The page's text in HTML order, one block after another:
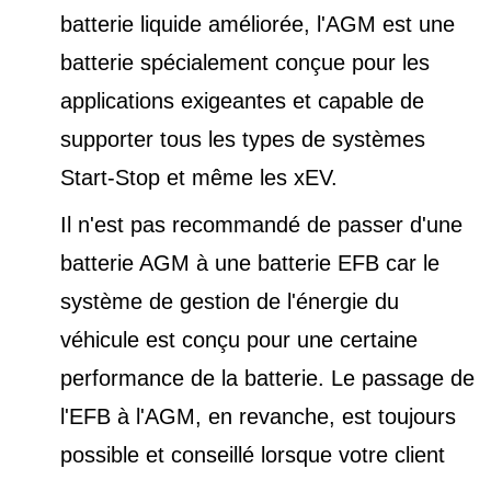
batterie liquide améliorée, l'AGM est une
batterie spécialement conçue pour les
applications exigeantes et capable de
supporter tous les types de systèmes
Start-Stop et même les xEV.
Il n'est pas recommandé de passer d'une
batterie AGM à une batterie EFB car le
système de gestion de l'énergie du
véhicule est conçu pour une certaine
performance de la batterie. Le passage de
l'EFB à l'AGM, en revanche, est toujours
possible et conseillé lorsque votre client